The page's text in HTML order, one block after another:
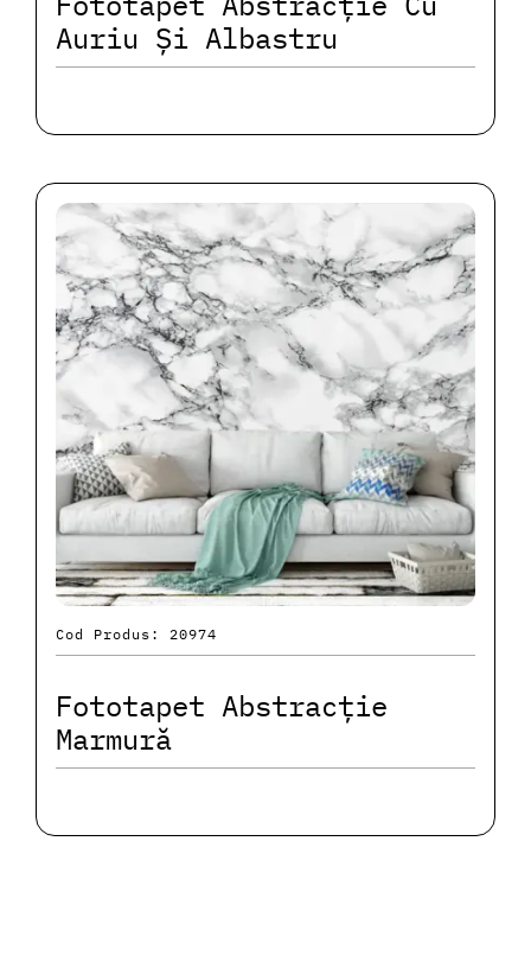
Auriu Și Albastru
Cod Produs: 20974
Fototapet Abstracție
Marmură